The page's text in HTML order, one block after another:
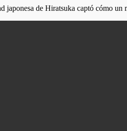
japonesa de Hiratsuka captó cómo